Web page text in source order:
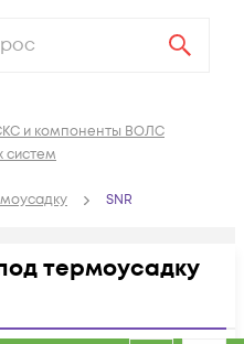
и компоненты ВОЛС
систем
SNR
термоусадку